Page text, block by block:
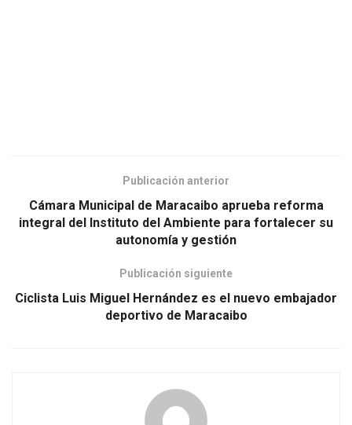
Publicación anterior
Cámara Municipal de Maracaibo aprueba reforma
integral del Instituto del Ambiente para fortalecer su
autonomía y gestión
Publicación siguiente
Ciclista Luis Miguel Hernández es el nuevo embajador
deportivo de Maracaibo